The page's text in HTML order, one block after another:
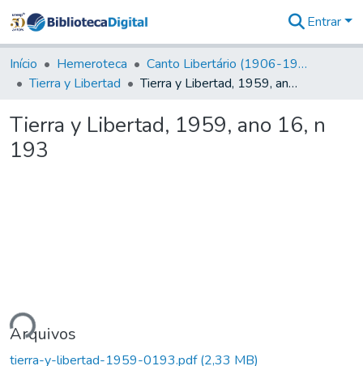
&
Coleções
Tudo na
Digital
Entrar
Início Hemeroteca
Canto Libertário (1906-1995)
Tierra y Libertad
Tierra y Libertad, 1959, ano 16, n 193
Tierra y Libertad, 1959, ano 16, n
193
Arquivos
tierra-y-libertad-1959-0193.pdf(2,33 MB)